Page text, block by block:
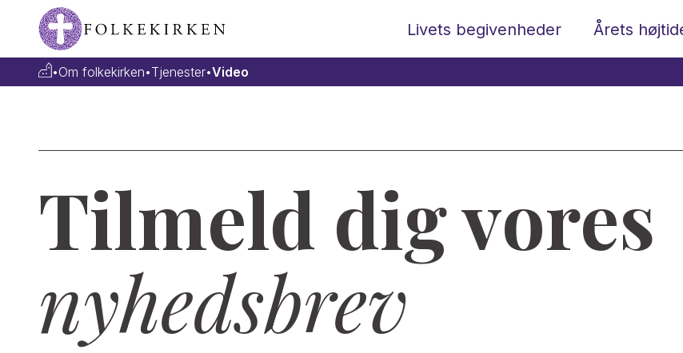
Livets begivenheder Årets
•Om folkekirken•Tjenester•Video
Tilmeld dig vores
nyhedsbrev